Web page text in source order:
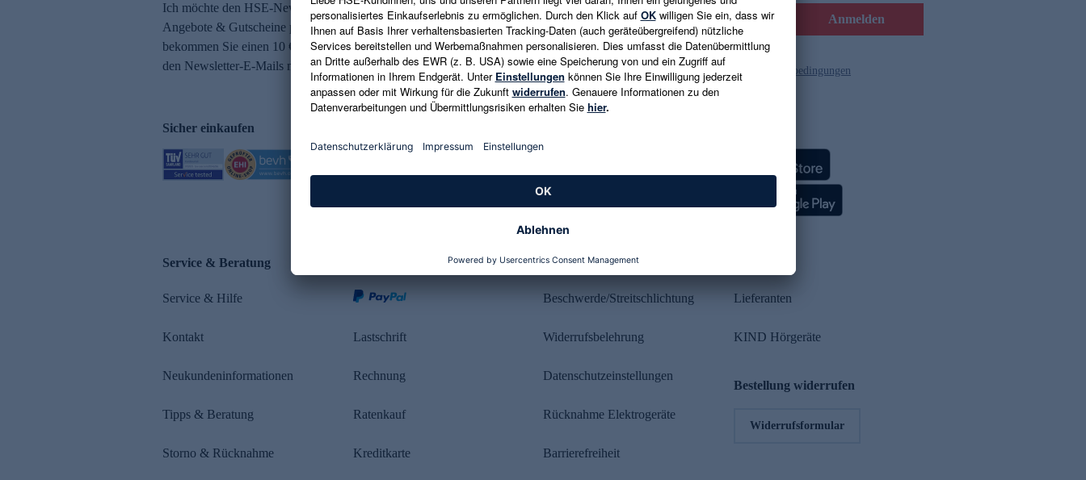
Ich möchte den HSE-Newsletter abonnieren und aktuelle Trends,
Angebote & Gutscheine per E-Mail erhalten. Als Dankeschön
bekommen Sie einen 10 € Gutschein. Eine Abmeldung ist jederzeit in
den Newsletter-E-Mails möglich.
E-Mail-Adresse eingeben Anmelden
Es gelten die Datenschutzrichtlinien und die Gutscheinbedingungen
Sicher einkaufen
Service & Beratung
Service & Hilfe
Kontakt
Neukundeninformationen
Tipps & Beratung
Storno & Rücknahme
Lastschrift
Rechnung
Ratenkauf
Kreditkarte
Rechtliches
Beschwerde/Streitschlichtung
Widerrufsbelehrung
Datenschutzeinstellungen
Rücknahme Elektrogeräte
Barrierefreiheit
Lieferanten
KIND Hörgeräte
Bestellung widerrufen
Widerrufsformular